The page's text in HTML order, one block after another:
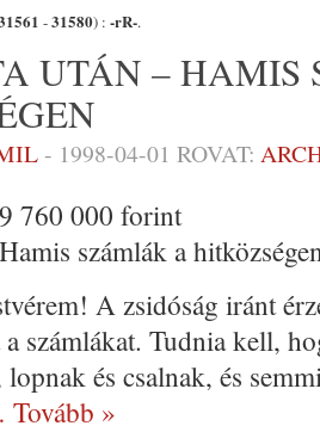
-31580) : -rR-.
UTÁN –
- 1998-04-01 ROVAT:
9 760 000 forint
Hamis számlák a
A zsidóság iránt
számlákat. Tudnia kell,
lopnak és csal­nak, és
»